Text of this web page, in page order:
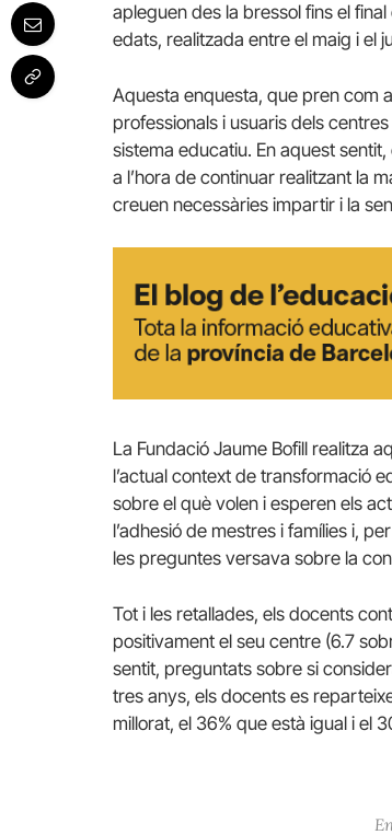
apleguen des la bressol fins el
edats, realitzada entre el maig i el
Aquesta enquesta, que pren com
professionals i usuaris dels
sistema educatiu. En aquest sentit,
a l’hora de continuar realitzant la
creuen necessàries impartir i la
La Fundació Jaume Bofill realitza
l’actual context de transformació
sobre el què volen i esperen els
l’adhesió de mestres i famílies i,
les preguntes versava sobre la
Tot i les retallades, els docents
positivament el seu centre (6.7
sentit, preguntats sobre si
tres anys, els docents es
millorat, el 36% que està igual i el